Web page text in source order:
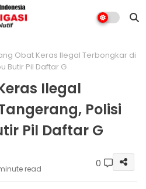
Obat Keras Ilegal Terbongkar di
Butir Pil Daftar G
Ilegal
Polisi
Pil Daftar G
read 0